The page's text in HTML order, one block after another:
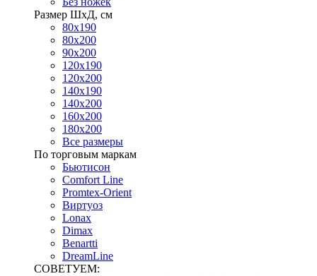
Размер ШхД, см
80х190
80х200
90х200
120х190
120х200
140х190
140х200
160х200
180х200
Все размеры
По торговым маркам
Бьютисон
Comfort Line
Promtex-Orient
Виртуоз
Lonax
Dimax
Benartti
DreamLine
СОВЕТУЕМ: